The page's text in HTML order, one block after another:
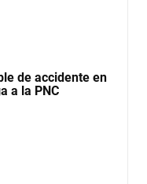
de accidente en
a la PNC